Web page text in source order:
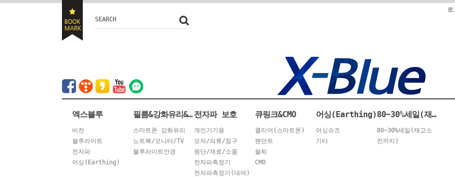
SEARCH
로
엑스블루
비전
블루라이트
전자파
어싱(Earthing)
필름&강화유리&안경
스마트폰 강화유리
노트북/모니터/TV
블루라이트안경
전자파 보호
개인기기용
모자/의류/침구
원단/재료/소품
전자파측정기
전자파측정기(대여)
큐링크&CMO
클리어(스마트폰)
팬던트
팔찌
CMO
어싱(Earthing)
어싱슈즈
기타
80~30%세일(재고소진까지)
80~30%세일(재고소
진까지)